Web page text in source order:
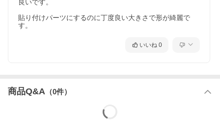
「配送手段の確認希望」の記載をよろしくお願い致します。
＊・＊・＊・＊・＊・＊・＊・＊・＊・＊・＊
良いです。
貼り付けパーツにするのに丁度良い大きさで形が綺麗で
す。
いいね 0
商品Q&A （0件）